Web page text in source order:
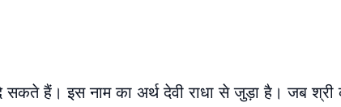
हैं। इस नाम का अर्थ देवी राधा से जुड़ा है। जब श्री